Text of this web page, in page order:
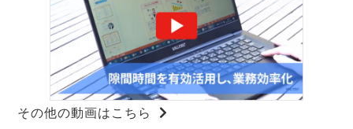
その他の動画はこちら